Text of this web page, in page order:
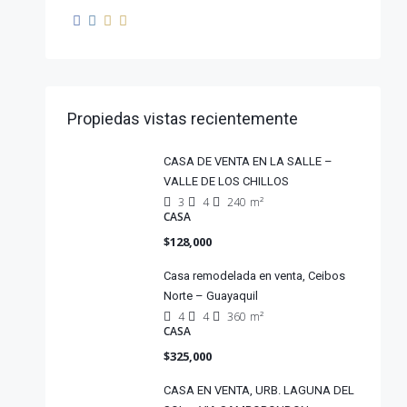
Propiedas vistas recientemente
CASA DE VENTA EN LA SALLE –
VALLE DE LOS CHILLOS
3 4 240 m²
CASA
$128,000
Casa remodelada en venta, Ceibos
Norte – Guayaquil
4 4 360 m²
CASA
$325,000
CASA EN VENTA, URB. LAGUNA DEL